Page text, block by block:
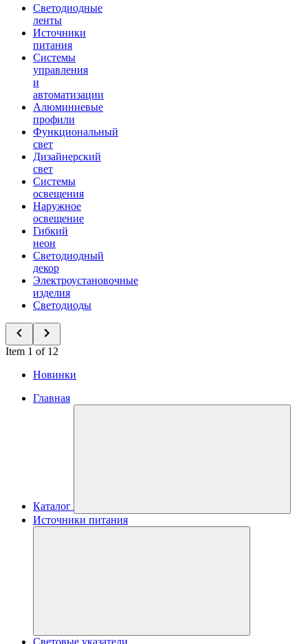
Светодиодные
ленты
Источники
питания
Системы
управления
и
автоматизации
Алюминиевые
профили
Функциональный
свет
Дизайнерский
свет
Системы
освещения
Наружное
освещение
Гибкий
неон
Светодиодный
декор
Электроустановочные
изделия
Светодиоды
Item 1 of 12
Новинки
Главная
Каталог
Источники питания
Световые указатели